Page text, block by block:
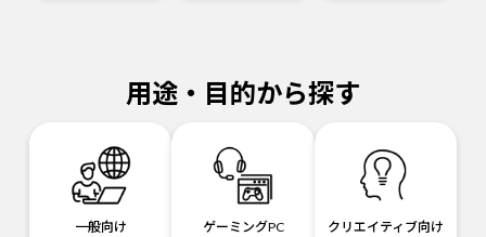
用途・目的から探す
一般向け
ゲーミングPC
クリエイティブ向け